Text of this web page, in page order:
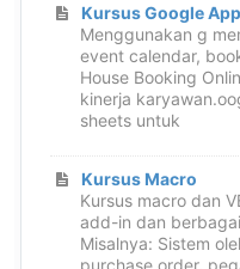
Kursus Google
Menggunakan g
event calendar,
House Booking
kinerja
sheets untuk
Kursus Macro
Kursus macro dan
add-in dan
Misalnya: Sistem
purchase order,